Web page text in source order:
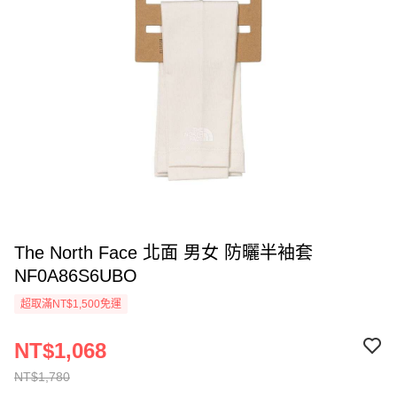
The North Face 北面 男女 防曬半袖套
NF0A86S6UBO
超取滿NT$1,500免運
NT$1,780
NT$1,068